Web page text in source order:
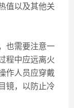
值以及其他关
也需要注意一
程中应远离火
作人员应穿戴
镜，以防止冷